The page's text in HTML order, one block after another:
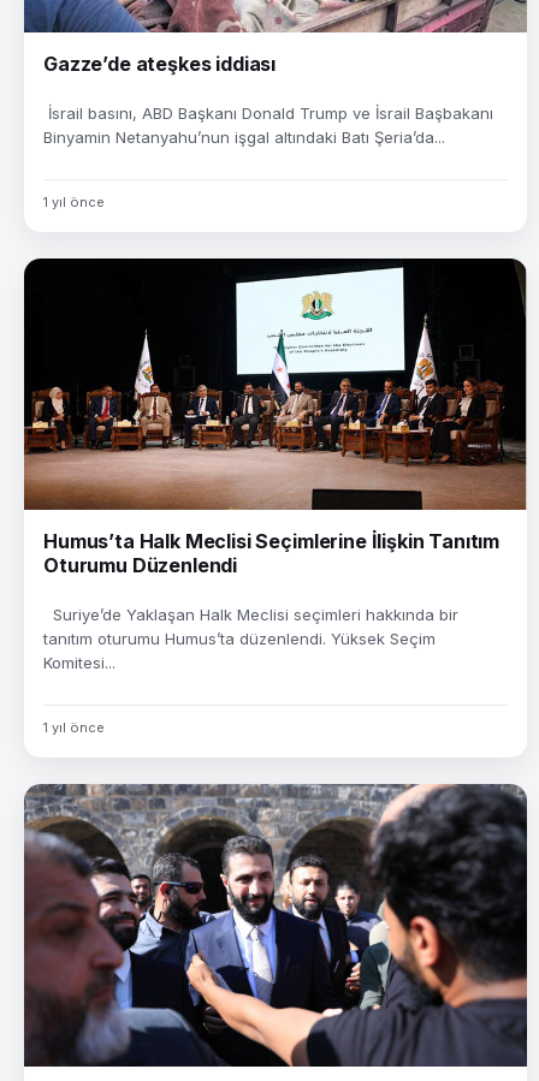
Gazze’de ateşkes iddiası
İsrail basını, ABD Başkanı Donald Trump ve İsrail Başbakanı
Binyamin Netanyahu’nun işgal altındaki Batı Şeria’da...
1 yıl önce
Humus’ta Halk Meclisi Seçimlerine İlişkin Tanıtım
Oturumu Düzenlendi
Suriye’de Yaklaşan Halk Meclisi seçimleri hakkında bir
tanıtım oturumu Humus’ta düzenlendi. Yüksek Seçim
Komitesi...
1 yıl önce